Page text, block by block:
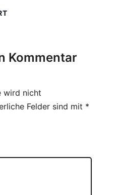
Kommentar
wird nicht
Felder sind mit *